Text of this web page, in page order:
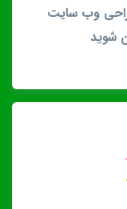
وب سایت
شوید